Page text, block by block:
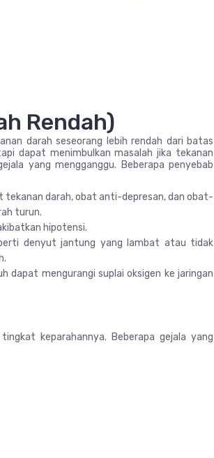
Rendah)
darah seseorang lebih rendah dari batas
dapat menimbulkan masalah jika tekanan
yang mengganggu. Beberapa penyebab
tekanan darah, obat anti-depresan, dan obat-
turun.
hipotensi.
denyut jantung yang lambat atau tidak
dapat mengurangi suplai oksigen ke jaringan
keparahannya. Beberapa gejala yang